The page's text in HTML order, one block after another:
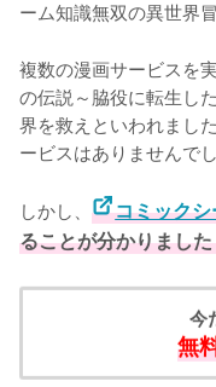
ーム知識無双の異世界
複数の漫画サービスを
の伝説～脇役に転生し
界を救えといわれまし
ービスはありませんでし
しかし、 コミック
ることが分かりまし
今
無